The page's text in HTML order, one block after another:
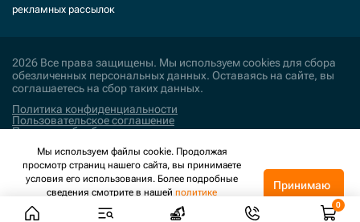
рекламных рассылок
2026 Все права защищены. Мы используем cookies для сбора
обезличенных персональных данных. Оставаясь на сайте, вы
соглашаетесь на сбор таких данных.
Политика конфиденциальности
Пользовательское соглашение
Политика обработки персональных данных
Поддержка и развитие
Мы используем файлы cookie. Продолжая
просмотр страниц нашего сайта, вы принимаете
условия его использования. Более подробные
сведения смотрите в нашей политике
конфиденциальности.
Принимаю